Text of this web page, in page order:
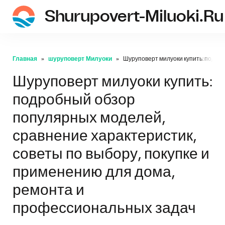
Shurupovert-Miluoki.ru
Главная шуруповерт Милуоки Шуруповерт милуоки купить:
Шуруповерт милуоки купить:
подробный обзор
популярных моделей,
сравнение характеристик,
советы по выбору, покупке и
применению для дома,
ремонта и
профессиональных задач